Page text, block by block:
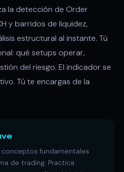
la detección de Order
y barridos de liquidez,
estructural al instante. Tú
qué setups operar,
del riesgo. El indicador se
Tú te encargas de la
fundamentales
de trading. Practica